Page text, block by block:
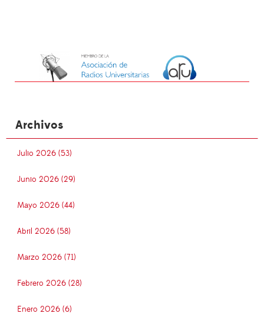
Archivos
Julio 2026 (53)
Junio 2026 (29)
Mayo 2026 (44)
Abril 2026 (58)
Marzo 2026 (71)
Febrero 2026 (28)
Enero 2026 (6)